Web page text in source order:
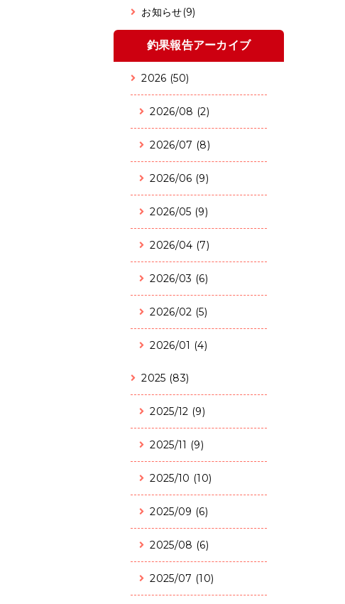
お知らせ(9)
釣果報告アーカイブ
2026 (50)
2026/08 (2)
2026/07 (8)
2026/06 (9)
2026/05 (9)
2026/04 (7)
2026/03 (6)
2026/02 (5)
2026/01 (4)
2025 (83)
2025/12 (9)
2025/11 (9)
2025/10 (10)
2025/09 (6)
2025/08 (6)
2025/07 (10)